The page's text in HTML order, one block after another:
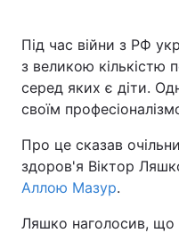
Під час війни з РФ
з великою кількістю
серед яких є діти.
своїм
Про це сказав
здоров'я Віктор
Аллою Мазур.
Ляшко наголосив, що